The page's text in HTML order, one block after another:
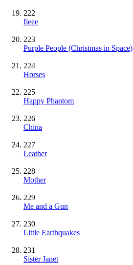
222
Iieee
223
Purple People (Christmas in Space)
224
Horses
225
Happy Phantom
226
China
227
Leather
228
Mother
229
Me and a Gun
230
Little Earthquakes
231
Sister Janet